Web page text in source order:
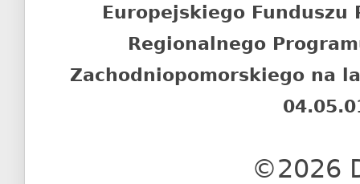
Europejskiego Funduszu
Regionalnego
Zachodniopomorskiego na
©2026